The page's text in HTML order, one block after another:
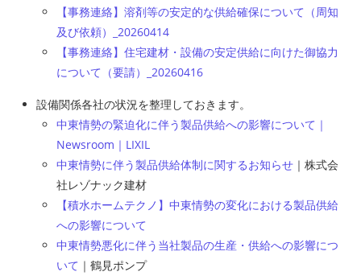
【事務連絡】溶剤等の安定的な供給確保について（周知
及び依頼）_20260414
【事務連絡】住宅建材・設備の安定供給に向けた御協力
について（要請）_20260416
設備関係各社の状況を整理しておきます。
中東情勢の緊迫化に伴う製品供給への影響について｜
Newsroom｜LIXIL
中東情勢に伴う製品供給体制に関するお知らせ ｜株式会
社レゾナック建材
【積水ホームテクノ】中東情勢の変化における製品供給
への影響について
中東情勢悪化に伴う当社製品の生産・供給への影響につ
いて ｜鶴見ポンプ